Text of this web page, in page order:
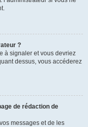
?
à signaler et vous devriez
dessus, vous accéderez
de rédaction de
messages et de les